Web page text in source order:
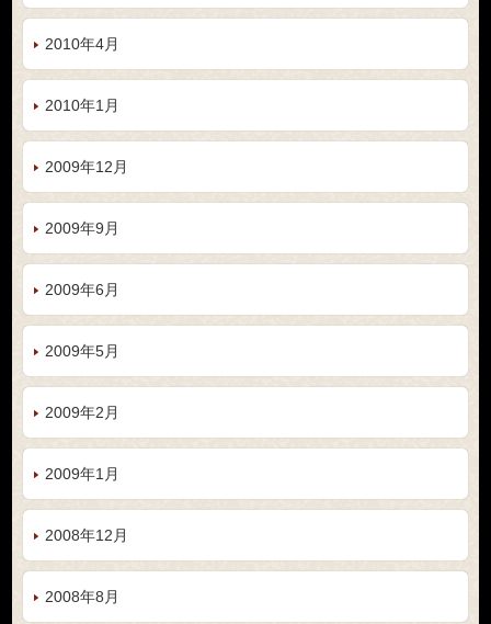
2010年4月
2010年1月
2009年12月
2009年9月
2009年6月
2009年5月
2009年2月
2009年1月
2008年12月
2008年8月